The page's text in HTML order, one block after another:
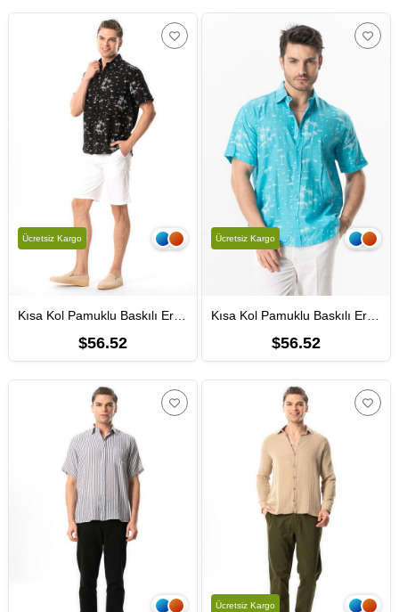
Kısa Kol Pamuklu Baskılı Erkek Yazlık Gömlek Siyah Syh
$56.52
Ücretsiz Kargo
Kısa Kol Pamuklu Baskılı Erkek Yazlık Gömlek Turkuaz Trkz
$56.52
Ücretsiz Kargo
Ücretsiz Kargo